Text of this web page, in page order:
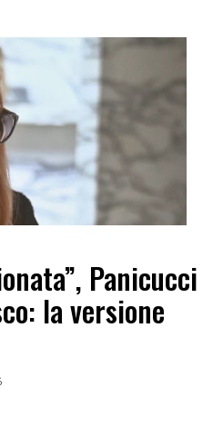
Panicucci
la versione